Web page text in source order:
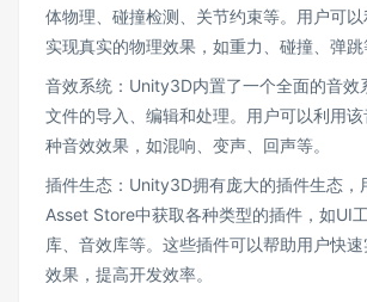
体物理、碰撞检测、关节约束等。用户可
实现真实的物理效果，如重力、碰撞、弹跳
音效系统：Unity3D内置了一个全面的音效
文件的导入、编辑和处理。用户可以利用
种音效效果，如混响、变声、回声等。
插件生态：Unity3D拥有庞大的插件生态，
Asset Store中获取各种类型的插件，如UI
库、音效库等。这些插件可以帮助用户快
效果，提高开发效率。